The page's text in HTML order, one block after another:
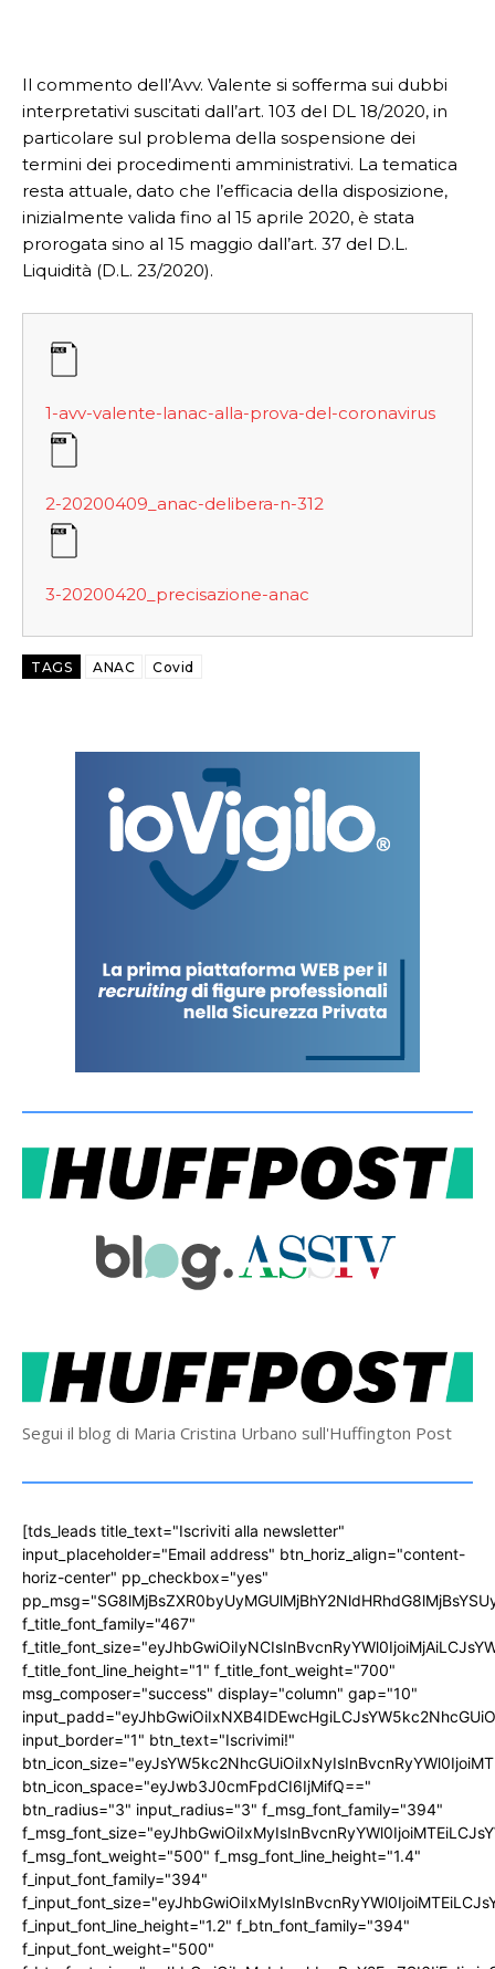
Il commento dell’Avv. Valente si sofferma sui dubbi
interpretativi suscitati dall’art. 103 del DL 18/2020, in
particolare sul problema della sospensione dei
termini dei procedimenti amministrativi. La tematica
resta attuale, dato che l’efficacia della disposizione,
inizialmente valida fino al 15 aprile 2020, è stata
prorogata sino al 15 maggio dall’art. 37 del D.L.
Liquidità (D.L. 23/2020).
1-avv-valente-lanac-alla-prova-del-coronavirus
2-20200409_anac-delibera-n-312
3-20200420_precisazione-anac
TAGS ANAC Covid
Segui il blog di Maria Cristina Urbano sull'Huffington Post
[tds_leads title_text="Iscriviti alla newsletter"
input_placeholder="Email address" btn_horiz_align="content-
horiz-center" pp_checkbox="yes"
f_title_font_family="467"
f_title_font_line_height="1" f_title_font_weight="700"
msg_composer="success" display="column" gap="10"
input_border="1" btn_text="Iscrivimi!"
btn_icon_space="eyJwb3J0cmFpdCI6IjMifQ=="
btn_radius="3" input_radius="3" f_msg_font_family="394"
f_msg_font_weight="500" f_msg_font_line_height="1.4"
f_input_font_family="394"
f_input_font_line_height="1.2" f_btn_font_family="394"
f_input_font_weight="500"